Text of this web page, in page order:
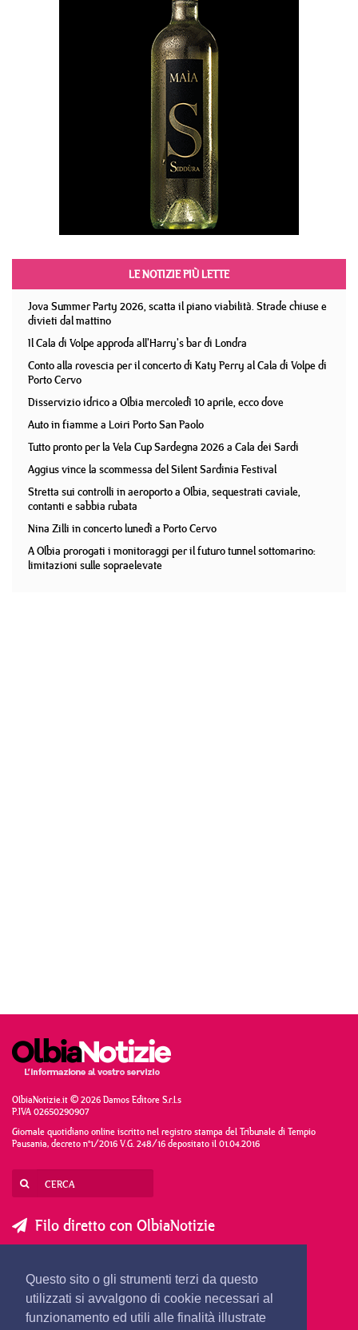
Questo sito o gli strumenti terzi da questo
utilizzati si avvalgono di cookie necessari al
funzionamento ed utili alle finalità illustrate
LE NOTIZIE PIÙ LETTE
Jova Summer Party 2026, scatta il piano viabilità. Strade chiuse e
divieti dal mattino
Il Cala di Volpe approda all'Harry's bar di Londra
Conto alla rovescia per il concerto di Katy Perry al Cala di Volpe di
Porto Cervo
Disservizio idrico a Olbia mercoledì 10 aprile, ecco dove
Auto in fiamme a Loiri Porto San Paolo
Tutto pronto per la Vela Cup Sardegna 2026 a Cala dei Sardi
Aggius vince la scommessa del Silent Sardinia Festival
Stretta sui controlli in aeroporto a Olbia, sequestrati caviale,
contanti e sabbia rubata
Nina Zilli in concerto lunedì a Porto Cervo
A Olbia prorogati i monitoraggi per il futuro tunnel sottomarino:
limitazioni sulle sopraelevate
OlbiaNotizie.it © 2026 Damos Editore S.r.l.s
P.IVA 02650290907
Giornale quotidiano online iscritto nel registro stampa del Tribunale di Tempio
Pausania, decreto n°1/2016 V.G. 248/16 depositato il 01.04.2016
Filo diretto con OlbiaNotizie
SEGNALA UNA NOTIZIA
SEGNALA UN EVENTO